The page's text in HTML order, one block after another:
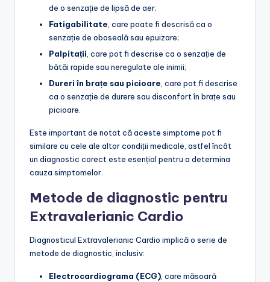
de o senzație de lipsă de aer;
Fatigabilitate , care poate fi descrisă ca o
senzație de oboseală sau epuizare;
Palpitații , care pot fi descrise ca o senzație de
bătăi rapide sau neregulate ale inimii;
Dureri în brațe sau picioare, care pot fi descrise
ca o senzație de durere sau disconfort în brațe sau
picioare.
Este important de notat că aceste simptome pot fi
similare cu cele ale altor condiții medicale, astfel încât
un diagnostic corect este esențial pentru a determina
cauza simptomelor.
Metode de diagnostic pentru
Extravalerianic Cardio
Diagnosticul Extravalerianic Cardio implică o serie de
metode de diagnostic, inclusiv:
Electrocardiograma (ECG), care măsoară